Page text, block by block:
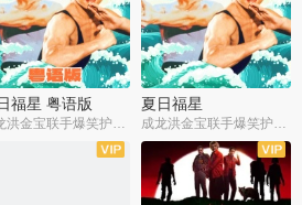
福星 粤语版
成龙洪金宝联手爆笑护美女
夏日福星
成龙洪金宝联手爆笑护美女